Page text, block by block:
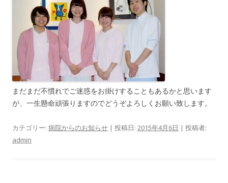
まだまだ不慣れでご迷惑をお掛けすることもあるかと思います
が、一生懸命頑張りますのでどうぞよろしくお願い致します。
カテゴリー: 病院からのお知らせ | 投稿日: 2015年4月6日 | 投稿者:
admin